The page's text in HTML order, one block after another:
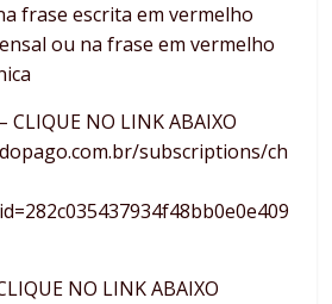
frase escrita em vermelho
ou na frase em vermelho
CLIQUE NO LINK ABAIXO
subscriptions/ch
NO LINK ABAIXO